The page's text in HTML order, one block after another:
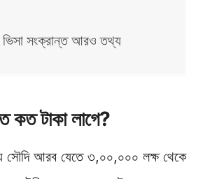
সংক্রান্ত আরও তথ্য
কত টাকা লাগে?
সৌদি আরব যেতে ৩,০০,০০০ লক্ষ থেকে